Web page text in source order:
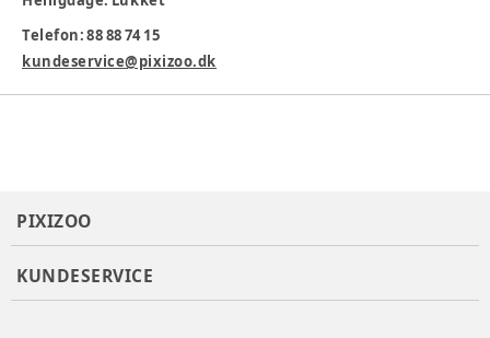
Tøj størrelse
Varenummer:370383
Telefon: 88 88 74 15
kundeservice@pixizoo.dk
PIXIZOO
KUNDESERVICE